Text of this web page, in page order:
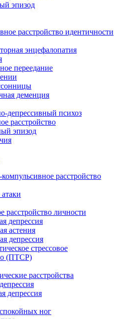
эпизод
расстройство идентичности
энцефалопатия
переедание
деменция
депрессивный психоз
расстройство
эпизод
расстройство
расстройство личности
депрессия
астения
депрессия
стрессовое
(ПТСР)
расстройства
депрессия
ног